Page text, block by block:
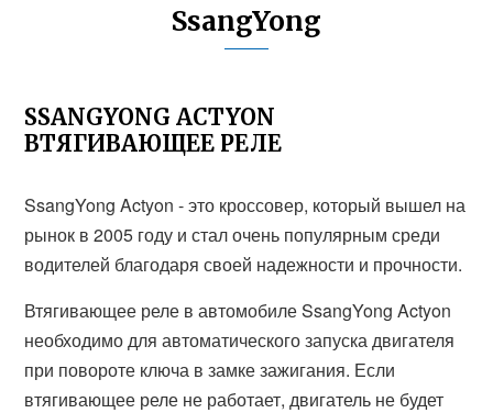
SsangYong
SSANGYONG ACTYON
ВТЯГИВАЮЩЕЕ РЕЛЕ
SsangYong Actyon - это кроссовер, который вышел на
рынок в 2005 году и стал очень популярным среди
водителей благодаря своей надежности и прочности.
Втягивающее реле в автомобиле SsangYong Actyon
необходимо для автоматического запуска двигателя
при повороте ключа в замке зажигания. Если
втягивающее реле не работает, двигатель не будет